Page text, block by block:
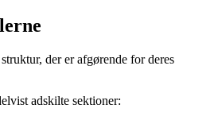
der er afgørende for deres
adskilte sektioner: